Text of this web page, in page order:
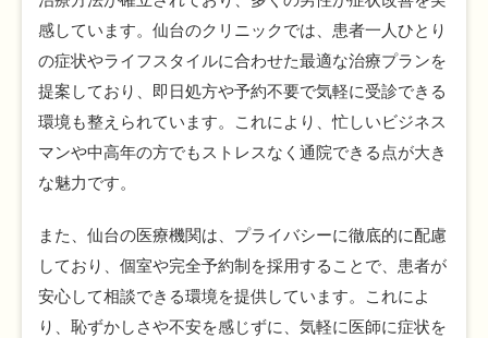
感しています。仙台のクリニックでは、患者一人ひとり
の症状やライフスタイルに合わせた最適な治療プランを
提案しており、即日処方や予約不要で気軽に受診できる
環境も整えられています。これにより、忙しいビジネス
マンや中高年の方でもストレスなく通院できる点が大き
な魅力です。
また、仙台の医療機関は、プライバシーに徹底的に配慮
しており、個室や完全予約制を採用することで、患者が
安心して相談できる環境を提供しています。これによ
り、恥ずかしさや不安を感じずに、気軽に医師に症状を